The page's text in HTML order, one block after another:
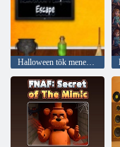
Halloween tök menekülés